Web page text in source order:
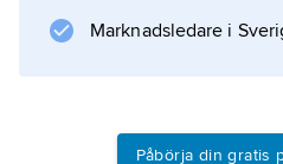
massutveckling svåra
förs bland annat hö-,
Marknadsledare i
Påbörja din gratis